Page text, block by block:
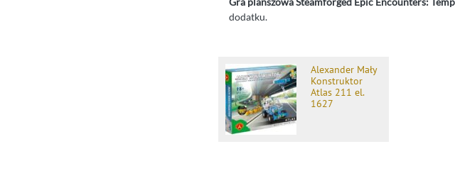
dodatku.
Alexander Mały
Konstruktor
Atlas 211 el.
1627